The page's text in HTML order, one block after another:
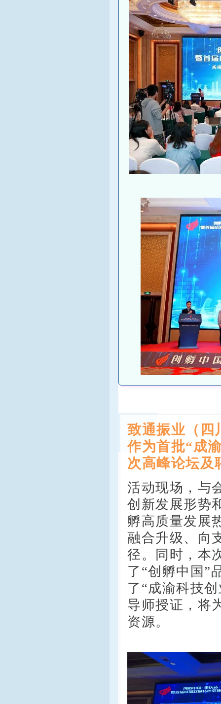
致通振业（四
作为首批“成
次高峰论坛及
活动现场，与
创新发展形势
孵高质量发展
融合升级、向
径。同时，本
了“创孵中国”
了“成渝科技
导师授证，将
资源。